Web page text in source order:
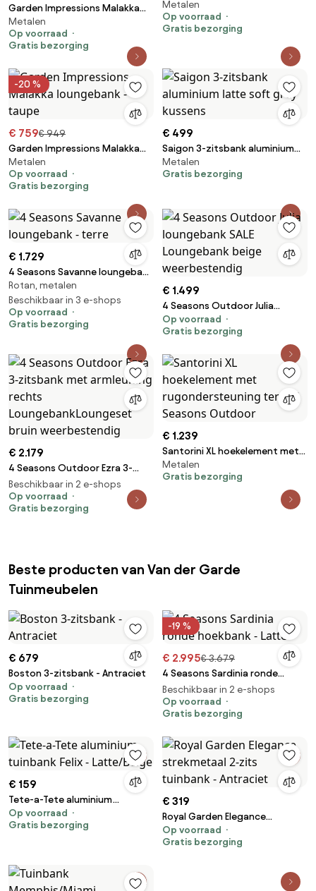
Garden Impressions Malakka
loungebank chaise longue -
light teak look
Metalen
Op voorraad
Gratis bezorging
loungebank - light teak look
Metalen
Op voorraad
Gratis bezorging
-20 %
€ 759€ 949
Garden Impressions Malakka
loungebank - taupe
Metalen
Op voorraad
Gratis bezorging
€ 499
Saigon 3-zitsbank aluminium
latte soft grey kussens
Metalen
Gratis bezorging
€ 1.729
4 Seasons Savanne loungebank
- terre
Rotan, metalen
Beschikbaar in 3 e-shops
Op voorraad
Gratis bezorging
€ 1.499
4 Seasons Outdoor Julia
loungebank SALE Loungebank
beige weerbestendig
Op voorraad
Gratis bezorging
€ 2.179
4 Seasons Outdoor Ezra 3-
zitsbank met armleuning
rechts LoungebankLoungeset
bruin weerbestendig
Beschikbaar in 2 e-shops
Op voorraad
Gratis bezorging
€ 1.239
Santorini XL hoekelement met
rugondersteuning terre 4
Seasons Outdoor
Metalen
Gratis bezorging
Beste producten van Van der Garde
Tuinmeubelen
€ 679
Boston 3-zitsbank - Antraciet
Op voorraad
Gratis bezorging
-19 %
€ 2.995€ 3.679
4 Seasons Sardinia ronde
hoekbank - Latte
Beschikbaar in 2 e-shops
Op voorraad
Gratis bezorging
€ 159
Tete-a-Tete aluminium
tuinbank Felix - Latte/Beige
Op voorraad
Gratis bezorging
€ 319
Royal Garden Elegance
strekmetaal 2-zits tuinbank -
Antraciet
Op voorraad
Gratis bezorging